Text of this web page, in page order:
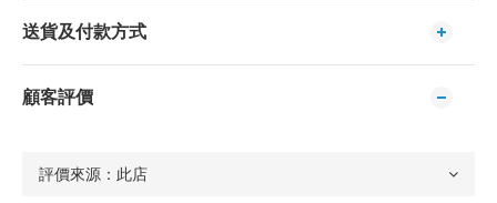
送貨及付款方式
顧客評價